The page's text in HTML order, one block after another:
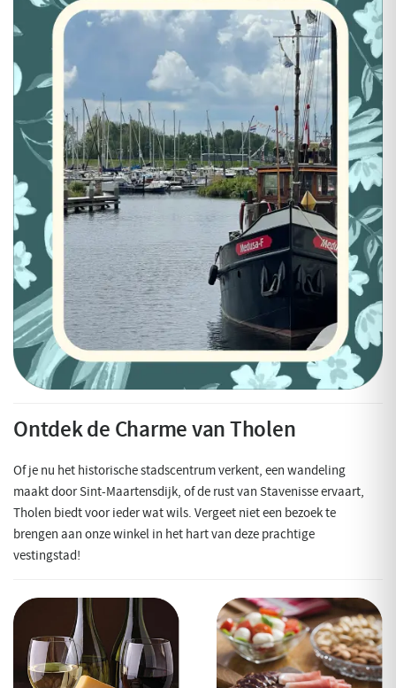
Ontdek de Charme van Tholen
Of je nu het historische stadscentrum verkent, een wandeling
maakt door Sint-Maartensdijk, of de rust van Stavenisse ervaart,
Tholen biedt voor ieder wat wils. Vergeet niet een bezoek te
brengen aan onze winkel in het hart van deze prachtige
vestingstad!